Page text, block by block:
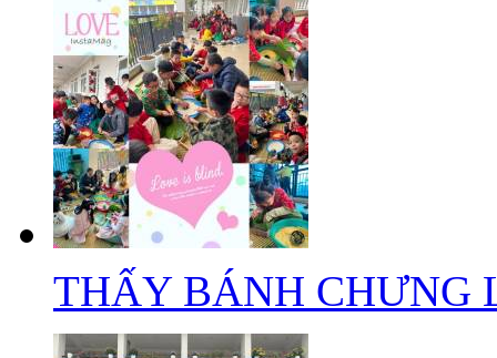
THẤY BÁNH CHƯNG